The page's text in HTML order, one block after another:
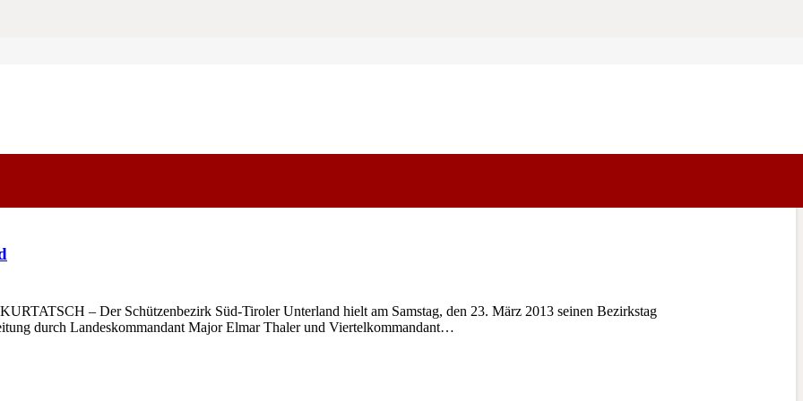
– Der Schützenbezirk Süd-Tiroler Unterland hielt am Samstag, den 23. März 2013 seinen Bezirkstag
durch Landeskommandant Major Elmar Thaler und Viertelkommandant…